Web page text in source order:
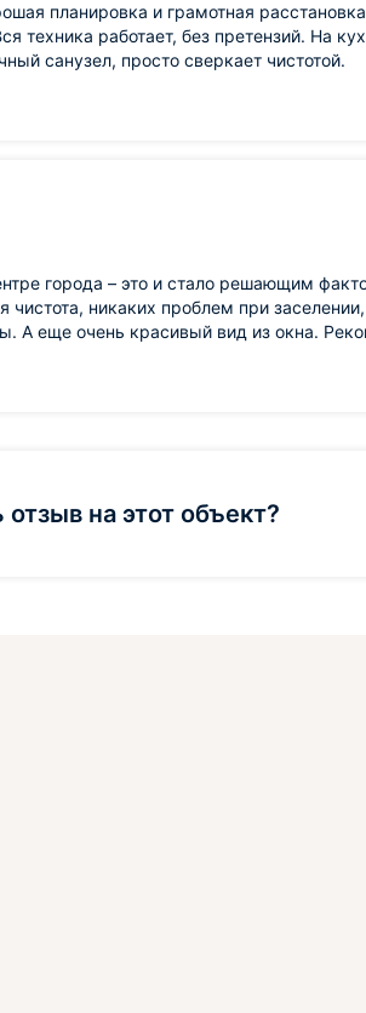
планировка и грамотная
техника работает, без претензий. На
санузел, просто сверкает чистотой.
города – это и стало решающим
чистота, никаких проблем при
А еще очень красивый вид из окна.
на этот объект?